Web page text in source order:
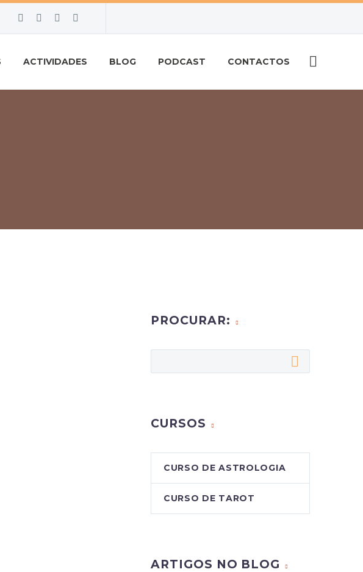
ACTIVIDADES BLOG PODCAST CONTACTOS
PROCURAR:
CURSOS
CURSO DE ASTROLOGIA
CURSO DE TAROT
ARTIGOS NO BLOG